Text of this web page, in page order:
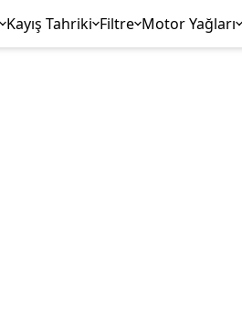
Kayış Tahriki Filtre Motor Yağları